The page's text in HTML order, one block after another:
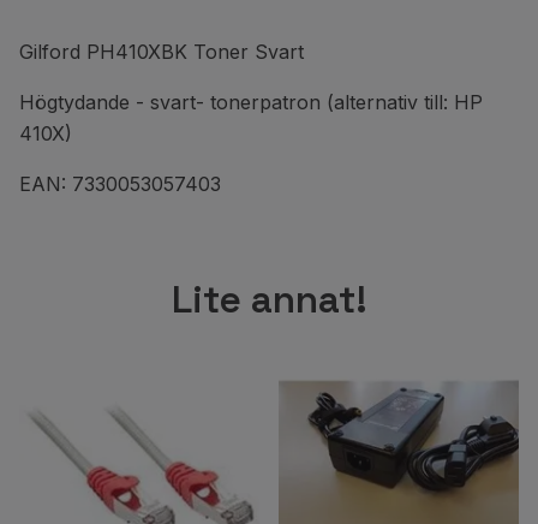
Gilford PH410XBK Toner Svart
Högtydande - svart- tonerpatron (alternativ till: HP
410X)
EAN: 7330053057403
Lite annat!